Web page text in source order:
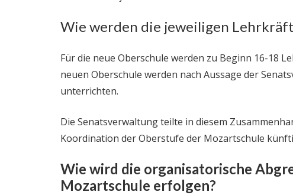
Wie werden die jeweiligen
Für die neue Oberschule werden zu Beginn 16-18
neuen Oberschule werden nach Aussage der
unterrichten.
Die Senatsverwaltung teilte in diesem
Koordination der Oberstufe der Mozartschule
Wie wird die organisatorische
Mozartschule erfolgen?